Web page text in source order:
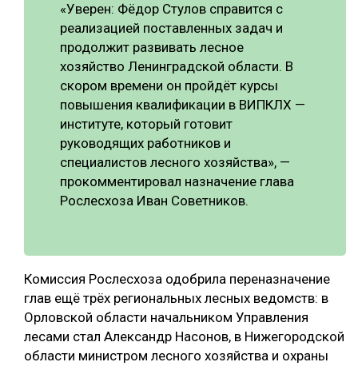
ДЕРЕВЯННОЕ ДОМОСТРОЕНИЕ
БЕЗОПАСНОЕ ПРОИЗВОДСТВО
СУШКА ДРЕВЕСИНЫ
МЕБЕЛЬНОЕ ПРОИЗВОДСТВО
«Уверен: Фёдор Стулов справится с
реализацией поставленных задач и
продолжит развивать лесное
хозяйство Ленинградской области. В
скором времени он пройдёт курсы
повышения квалификации в ВИПКЛХ —
институте, который готовит
руководящих работников и
специалистов лесного хозяйства», —
прокомментировал назначение глава
Рослесхоза Иван Советников.
Комиссия Рослесхоза одобрила переназначение
глав ещё трёх региональных лесных ведомств: в
Орловской области начальником Управления
лесами стал Александр Насонов, в Нижегородской
области министром лесного хозяйства и охраны